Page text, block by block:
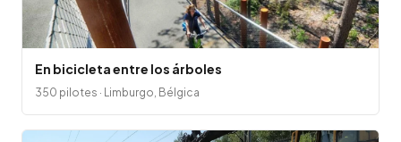
En bicicleta entre los árboles
350 pilotes · Limburgo, Bélgica